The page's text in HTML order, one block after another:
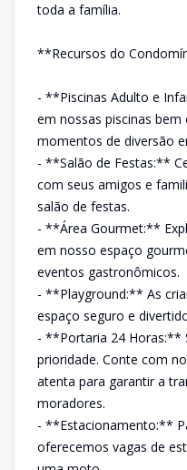
toda a família.
**Recursos do
- **Piscinas Adulto e
em nossas piscinas
momentos de diversão
- **Salão de Festas:**
com seus amigos e
salão de festas.
- **Área Gourmet:**
em nosso espaço
eventos gastronômicos.
- **Playground:** As
espaço seguro e
- **Portaria 24 Horas:**
prioridade. Conte com
atenta para garantir a
moradores.
- **Estacionamento:**
oferecemos vagas de